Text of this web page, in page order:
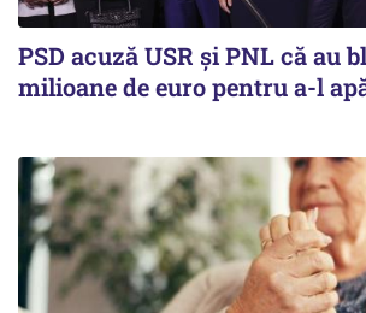
PSD acuză USR și PNL că au
milioane de euro pentru a-l